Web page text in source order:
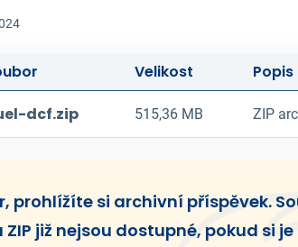
Velikost Popis
dcf.zip 515,36 MB ZIP
prohlížíte si archivní příspěvek.
ZIP již nejsou dostupné, pokud si